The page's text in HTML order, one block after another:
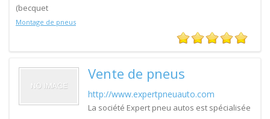
(becquet
Montage de pneus
Vente de pneus
http://www.expertpneuauto.com
La société Expert pneu autos est spécialisée